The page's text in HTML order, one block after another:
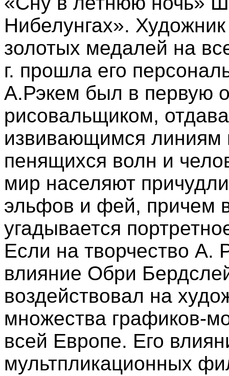
Нибелунгах».
золотых медалей на
г. прошла его
А.Рэкем был в первую
рисовальщиком,
извивающимся линиям
пенящихся волн и
мир населяют
эльфов и фей, причем
угадывается
Если на творчество А.
влияние Обри
воздействовал на
множества графиков-
всей Европе. Его
мультпликационных